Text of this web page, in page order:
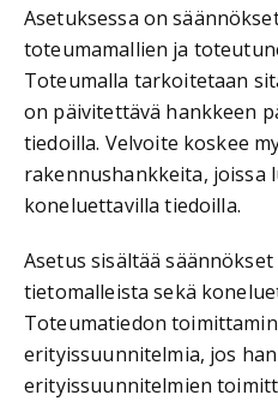
Asetuksessa on
toteumamallien ja
Toteumalla tarkoitetaan
on päivitettävä hankkeen
tiedoilla. Velvoite koskee
rakennushankkeita, joissa
koneluettavilla tiedoilla.
Asetus sisältää
tietomalleista sekä
Toteumatiedon
erityissuunnitelmia, jos
erityissuunnitelmien